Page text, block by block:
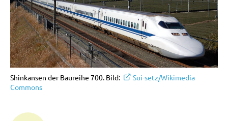
Shinkansen der Baureihe 700. Bild:
Sui-setz/Wikimedia
Commons